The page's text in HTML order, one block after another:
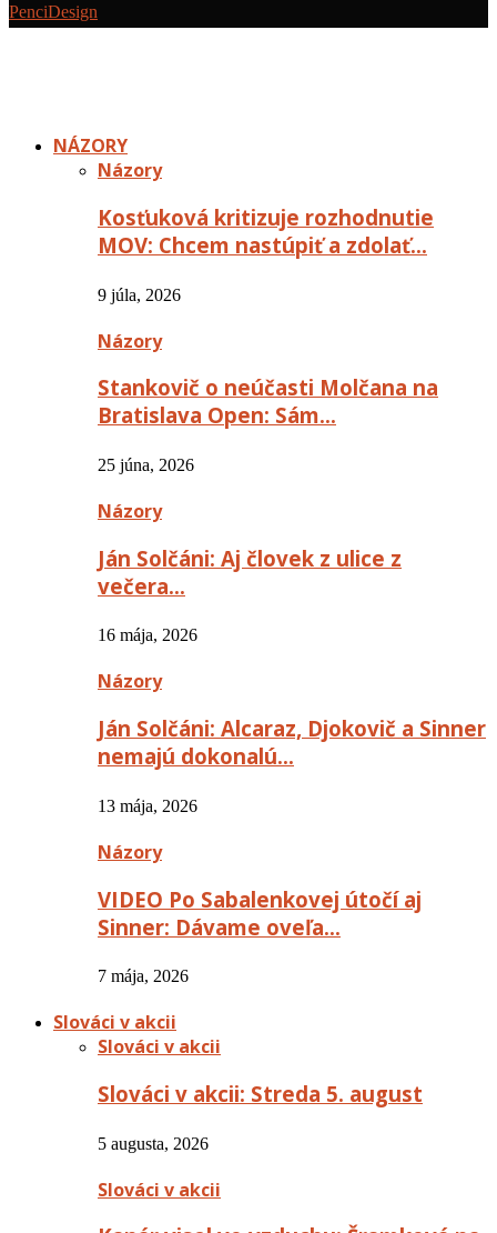
PenciDesign
NÁZORY
Názory
Kosťuková kritizuje rozhodnutie
MOV: Chcem nastúpiť a zdolať…
9 júla, 2026
Názory
Stankovič o neúčasti Molčana na
Bratislava Open: Sám…
25 júna, 2026
Názory
Ján Solčáni: Aj človek z ulice z
večera…
16 mája, 2026
Názory
Ján Solčáni: Alcaraz, Djokovič a Sinner
nemajú dokonalú…
13 mája, 2026
Názory
VIDEO Po Sabalenkovej útočí aj
Sinner: Dávame oveľa…
7 mája, 2026
Slováci v akcii
Slováci v akcii
Slováci v akcii: Streda 5. august
5 augusta, 2026
Slováci v akcii